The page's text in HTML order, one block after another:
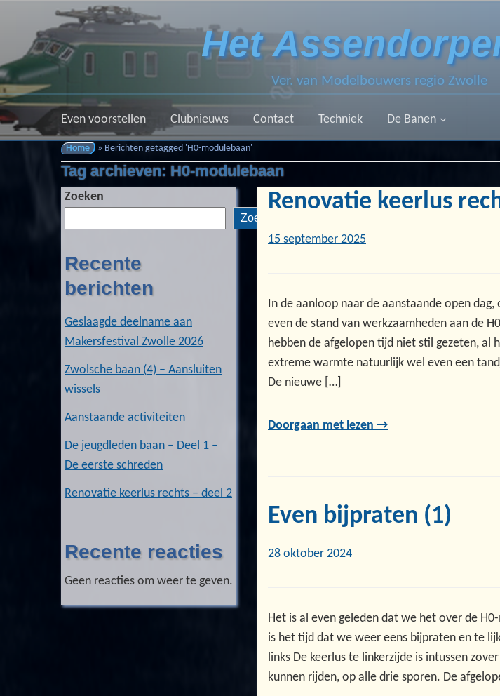
Het
Ver. van Modelbouwers regio Zwolle
Even voorstellen Clubnieuws Contact Techniek De Banen
Home » Berichten getagged 'H0-modulebaan'
Tag archieven: H0-modulebaan
Zoeken
Zoeken
Recente
berichten
Geslaagde deelname aan
Makersfestival Zwolle 2026
Zwolsche baan (4) – Aansluiten
wissels
Aanstaande activiteiten
De jeugdleden baan – Deel 1 –
De eerste schreden
Renovatie keerlus rechts – deel 2
Recente reacties
Geen reacties om weer te geven.
Renovatie keerlus
15 september 2025
In de aanloop naar de aanstaande open
even de stand van werkzaamheden aan de
hebben de afgelopen tijd niet stil gezeten, al
extreme warmte natuurlijk wel even een
De nieuwe […]
Doorgaan met lezen →
Even bijpraten (1)
28 oktober 2024
Het is al even geleden dat we het over de
is het tijd dat we weer eens bijpraten en te
links De keerlus te linkerzijde is intussen
kunnen rijden, op alle drie sporen. De